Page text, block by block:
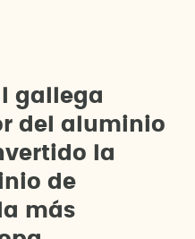
ga lega
r de a uminio
vertido la
nio de
la más